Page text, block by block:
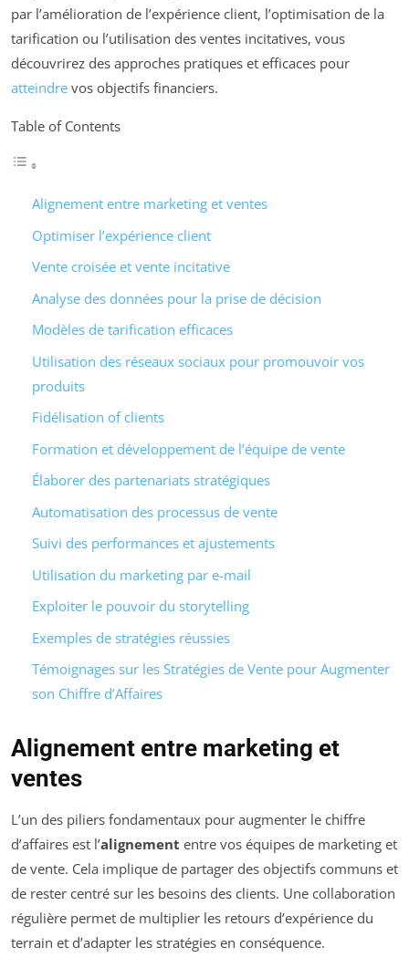
par l’amélioration de l’expérience client, l’optimisation de la
tarification ou l’utilisation des ventes incitatives, vous
découvrirez des approches pratiques et efficaces pour
atteindre vos objectifs financiers.
Table of Contents
Alignement entre marketing et ventes
Optimiser l’expérience client
Vente croisée et vente incitative
Analyse des données pour la prise de décision
Modèles de tarification efficaces
Utilisation des réseaux sociaux pour promouvoir vos
produits
Fidélisation of clients
Formation et développement de l’équipe de vente
Élaborer des partenariats stratégiques
Automatisation des processus de vente
Suivi des performances et ajustements
Utilisation du marketing par e-mail
Exploiter le pouvoir du storytelling
Exemples de stratégies réussies
Témoignages sur les Stratégies de Vente pour Augmenter
son Chiffre d’Affaires
Alignement entre marketing et
ventes
L’un des piliers fondamentaux pour augmenter le chiffre
d’affaires est l’alignement entre vos équipes de marketing et
de vente. Cela implique de partager des objectifs communs et
de rester centré sur les besoins des clients. Une collaboration
régulière permet de multiplier les retours d’expérience du
terrain et d’adapter les stratégies en conséquence.